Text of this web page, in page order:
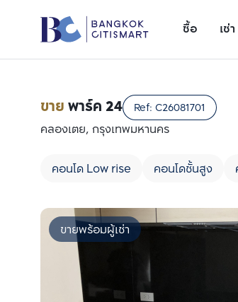
ซื้อ เช่า
ขายพาร์ค 24 Ref: C26081701
คลองเตย, กรุงเทพมหานคร
คอนโด Low rise คอนโดชั้นสูง
ขายพร้อมผู้เช่า
เพิ่มยูนิตเปรียบเทียบ
รายการที่ 1